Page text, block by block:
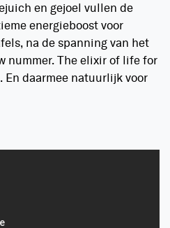
en gejoel vullen de
energieboost voor
na de spanning van het
nummer. The elixir of life for
daarmee natuurlijk voor